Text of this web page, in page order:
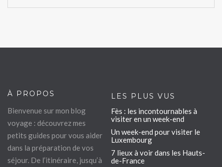
À PROPOS
Bienvenue sur mon blog
voyage : découvrez mes
petits guides pour vous aider
dans la préparation de vos
séjour. De l’itinéraire, jusqu’à
LES PLUS VUS
Fès : les incontournables à
visiter en un week-end
Un week-end pour visiter le
Luxembourg
7 lieux à voir dans les Hauts-
de-France